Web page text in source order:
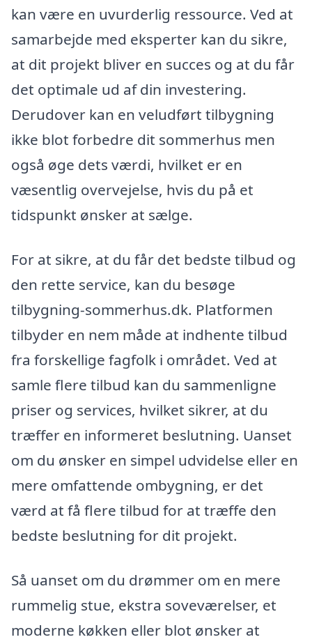
kan være en uvurderlig ressource. Ved at
samarbejde med eksperter kan du sikre,
at dit projekt bliver en succes og at du får
det optimale ud af din investering.
Derudover kan en veludført tilbygning
ikke blot forbedre dit sommerhus men
også øge dets værdi, hvilket er en
væsentlig overvejelse, hvis du på et
tidspunkt ønsker at sælge.
For at sikre, at du får det bedste tilbud og
den rette service, kan du besøge
tilbygning-sommerhus.dk. Platformen
tilbyder en nem måde at indhente tilbud
fra forskellige fagfolk i området. Ved at
samle flere tilbud kan du sammenligne
priser og services, hvilket sikrer, at du
træffer en informeret beslutning. Uanset
om du ønsker en simpel udvidelse eller en
mere omfattende ombygning, er det
værd at få flere tilbud for at træffe den
bedste beslutning for dit projekt.
Så uanset om du drømmer om en mere
rummelig stue, ekstra soveværelser, et
moderne køkken eller blot ønsker at